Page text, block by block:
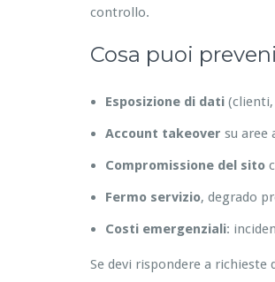
controllo.
Cosa puoi
Esposizione di dati
Account takeover su aree
Compromissione del sito
Fermo servizio, degrado
Costi emergenziali:
Se devi rispondere a richieste